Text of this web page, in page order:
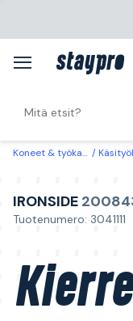
Koneet & työkalut
IRONSIDE
Tuotenumero: 3041111